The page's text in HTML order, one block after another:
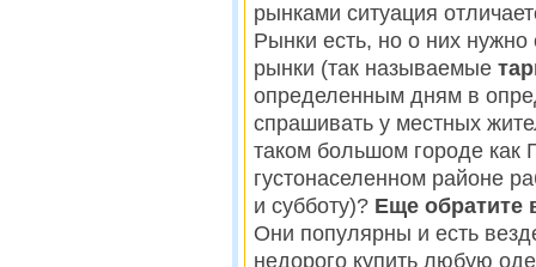
рынками ситуация
Рынки есть, но о них
рынки (так называемые
определенным дням в
спрашивать у местных
таком большом городе как
густонаселенном районе
и субботу)? Еще обратите
Они популярны и есть
недорого купить любую